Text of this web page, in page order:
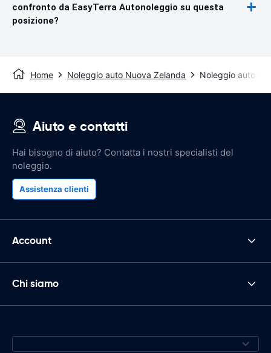
confronto da EasyTerra Autonoleggio su questa
posizione?
Home Noleggio auto Nuova Zelanda Noleggio auto
Aiuto e contatti
Hai bisogno di aiuto? Contatta i nostri specialisti del
noleggio.
Assistenza clienti
Account
Chi siamo